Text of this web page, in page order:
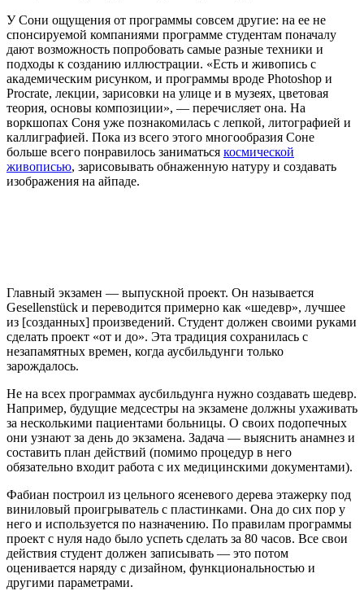
У Сони ощущения от программы совсем другие: на ее не
спонсируемой компаниями программе студентам поначалу
дают возможность попробовать самые разные техники и
подходы к созданию иллюстрации. «Есть и живопись с
академическим рисунком, и программы вроде Photoshop и
Procrate, лекции, зарисовки на улице и в музеях, цветовая
теория, основы композиции», — перечисляет она. На
воркшопах Соня уже познакомилась с лепкой, литографией и
каллиграфией. Пока из всего этого многообразия Соне
больше всего понравилось заниматься космической
живописью, зарисовывать обнаженную натуру и создавать
изображения на айпаде.
Главный экзамен — выпускной проект. Он называется
Gesellenstück и переводится примерно как «шедевр», лучшее
из [созданных] произведений. Студент должен своими руками
сделать проект «от и до». Эта традиция сохранилась с
незапамятных времен, когда аусбильдунги только
зарождалось.
Не на всех программах аусбильдунга нужно создавать шедевр.
Например, будущие медсестры на экзамене должны ухаживать
за несколькими пациентами больницы. О своих подопечных
они узнают за день до экзамена. Задача — выяснить анамнез и
составить план действий (помимо процедур в него
обязательно входит работа с их медицинскими документами).
Фабиан построил из цельного ясеневого дерева этажерку под
виниловый проигрыватель с пластинками. Она до сих пор у
него и используется по назначению. По правилам программы
проект с нуля надо было успеть сделать за 80 часов. Все свои
действия студент должен записывать — это потом
оценивается наряду с дизайном, функциональностью и
другими параметрами.